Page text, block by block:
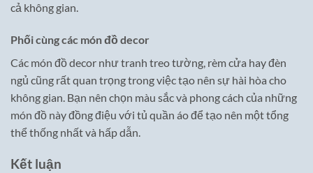
cả không gian.
Phối cùng các món đồ decor
Các món đồ decor như tranh treo tường, rèm cửa hay đèn
ngủ cũng rất quan trọng trong việc tạo nên sự hài hòa cho
không gian. Bạn nên chọn màu sắc và phong cách của những
món đồ này đồng điệu với tủ quần áo để tạo nên một tổng
thể thống nhất và hấp dẫn.
Kết luận